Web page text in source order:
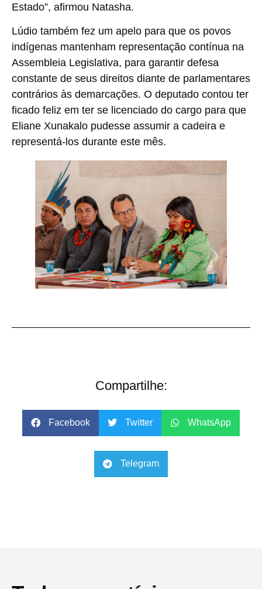
Estado”, afirmou Natasha.
Lúdio também fez um apelo para que os povos
indígenas mantenham representação contínua na
Assembleia Legislativa, para garantir defesa
constante de seus direitos diante de parlamentares
contrários às demarcações. O deputado contou ter
ficado feliz em ter se licenciado do cargo para que
Eliane Xunakalo pudesse assumir a cadeira e
representá-los durante este mês.
Compartilhe:
Facebook Twitter WhatsApp
Telegram